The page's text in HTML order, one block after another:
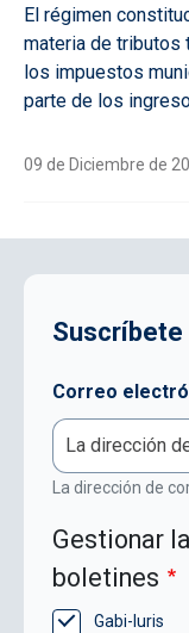
El régimen
materia de tributos
los impuestos
parte de los
09 de Diciembre de
Correo
La dirección de
Gestionar
boletines
Gabi-Iuris